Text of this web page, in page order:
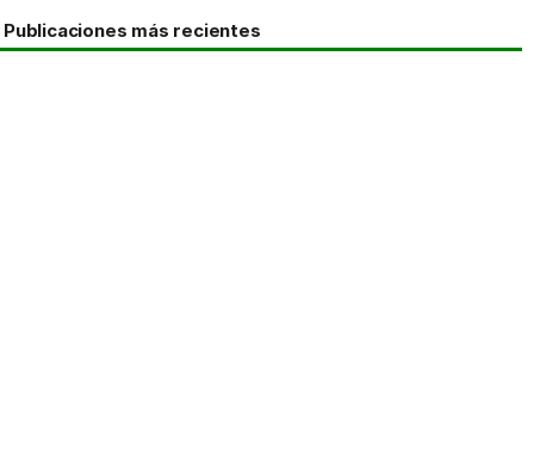
Publicaciones más recientes